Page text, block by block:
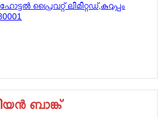
പ്രൈവറ്റ് ലിമിറ്റഡ്,കുറുപ്പം
ബാങ്ക്